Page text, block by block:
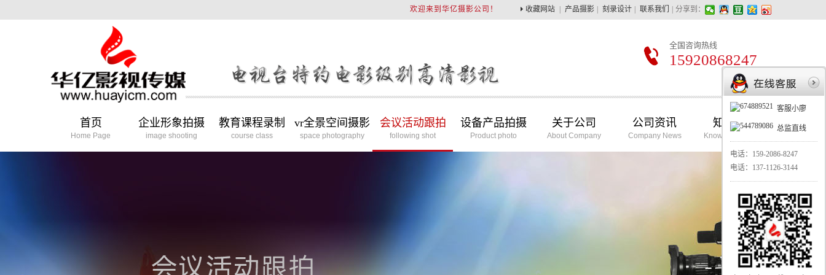
欢迎来到华亿摄影公司！ 收藏网站 产品摄影 刻录设计 联系我们 分享到：
全国咨询热线
15920868247
首页
Home Page
企业形象拍摄
image shooting
教育课程录制
course class
vr全景空间摄影
space photography
会议活动跟拍
following shot
设备产品拍摄
Product photo
关于公司
About Company
公司资讯
Company News
知识学堂
Knowledge School
客服小廖
总监直线
电话： 159-2086-8247
电话： 137-1126-3144
华亿摄影最擅长的：